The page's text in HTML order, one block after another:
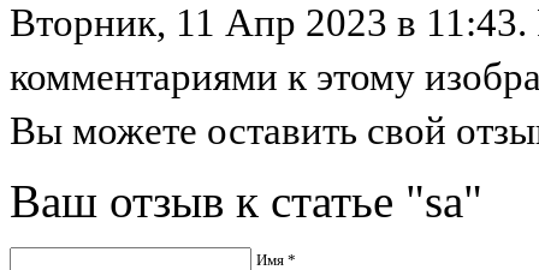
Вторник, 11 Апр 2023 в
комментариями к этому
Вы можете оставить свой
Ваш отзыв к статье "sa"
Имя *